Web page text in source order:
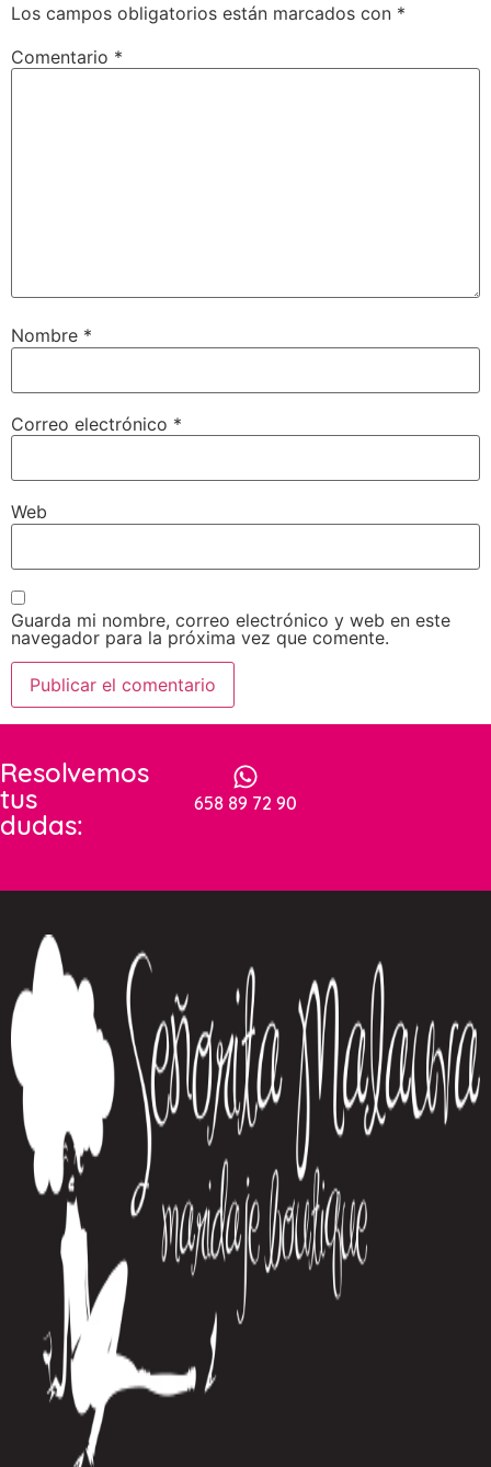
Los campos obligatorios están marcados con *
Comentario *
Nombre *
Correo electrónico *
Web
Guarda mi nombre, correo electrónico y web en este
navegador para la próxima vez que comente.
Resolvemos
tus
dudas:
658 89 72 90